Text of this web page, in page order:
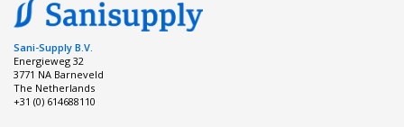
Sani-Supply B.V.
Energieweg 32
3771 NA Barneveld
The Netherlands
+31 (0) 614688110